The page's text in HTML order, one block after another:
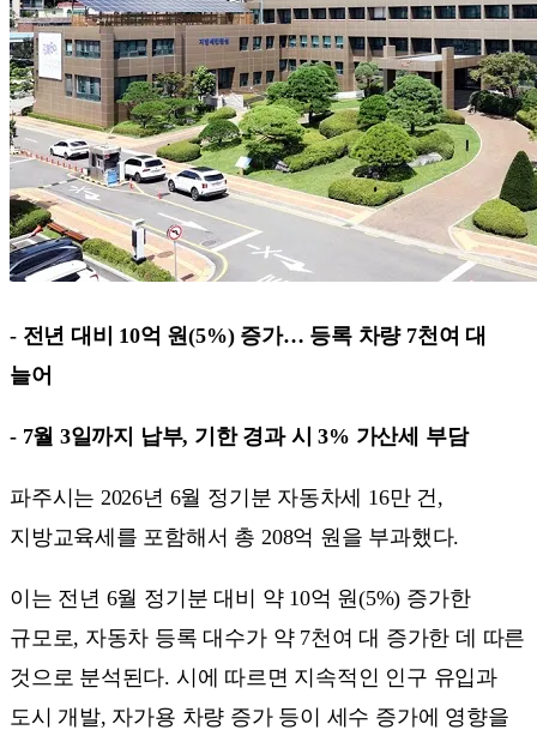
- 전년 대비 10억 원(5%) 증가… 등록 차량 7천여 대
늘어
- 7월 3일까지 납부, 기한 경과 시 3% 가산세 부담
파주시는 2026년 6월 정기분 자동차세 16만 건,
지방교육세를 포함해서 총 208억 원을 부과했다.
이는 전년 6월 정기분 대비 약 10억 원(5%) 증가한
규모로, 자동차 등록 대수가 약 7천여 대 증가한 데 따른
것으로 분석된다. 시에 따르면 지속적인 인구 유입과
도시 개발, 자가용 차량 증가 등이 세수 증가에 영향을